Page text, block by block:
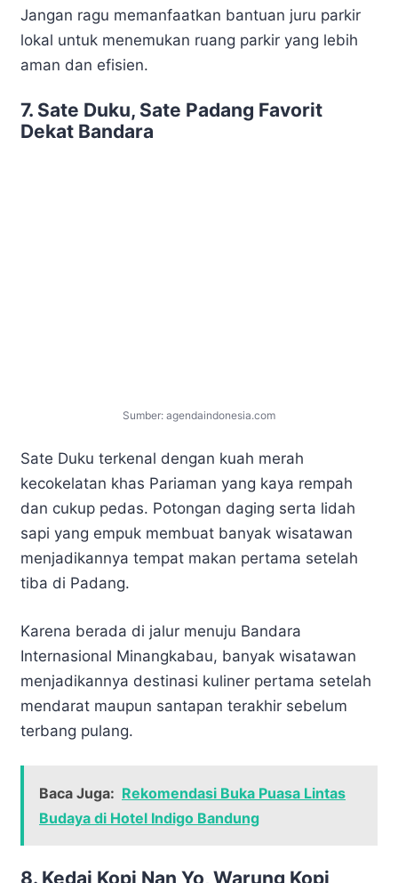
Jangan ragu memanfaatkan bantuan juru parkir
lokal untuk menemukan ruang parkir yang lebih
aman dan efisien.
7. Sate Duku, Sate Padang Favorit
Dekat Bandara
Sumber: agendaindonesia.com
Sate Duku terkenal dengan kuah merah
kecokelatan khas Pariaman yang kaya rempah
dan cukup pedas. Potongan daging serta lidah
sapi yang empuk membuat banyak wisatawan
menjadikannya tempat makan pertama setelah
tiba di Padang.
Karena berada di jalur menuju Bandara
Internasional Minangkabau, banyak wisatawan
menjadikannya destinasi kuliner pertama setelah
mendarat maupun santapan terakhir sebelum
terbang pulang.
Baca Juga: Rekomendasi Buka Puasa Lintas
Budaya di Hotel Indigo Bandung
8. Kedai Kopi Nan Yo, Warung Kopi